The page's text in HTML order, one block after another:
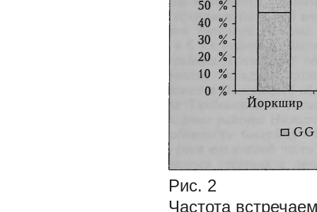
Рис. 2
Частота